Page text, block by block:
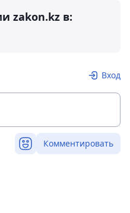
zakon.kz в:
Вход
Комментировать